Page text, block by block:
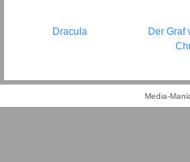
Dracula
Der Graf
Media-